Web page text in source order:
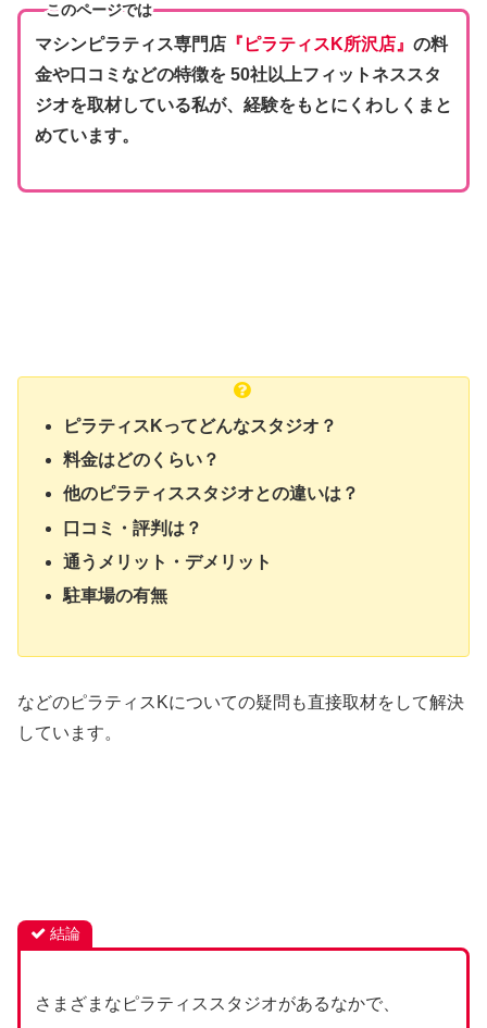
このページでは
マシンピラティス専門店『 ピラティスK所沢店』 の料
金や口コミなどの特徴を 50社以上フィットネススタ
ジオを取材している私が、経験をもとにくわしくまと
めています。
ピラティスKってどんなスタジオ？
料金はどのくらい？
他のピラティススタジオとの違いは？
口コミ・評判は？
通うメリット・デメリット
駐車場の有無
などのピラティスKについての疑問も直接取材をして解決
しています。
結論
さまざまなピラティススタジオがあるなかで、